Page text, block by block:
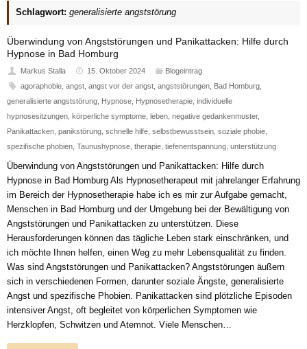
Schlagwort: generalisierte angststörung
Überwindung von Angststörungen und Panikattacken: Hilfe durch
Hypnose in Bad Homburg
Markus Stalla 15. Oktober 2024
Blogeintrag
agoraphobie, angst, angst vor der angst, angststörungen, Bad Homburg,
generalisierte angststörung Hypnose Hypnosetherapie individuelle
hypnosesitzungen körperliche symptome leben negative gedankenmuster,
Panikattacken panikstörung schnelle hilfe selbstbewusstsein soziale phobie
spezifische phobien Taunushypnose therapie tiefenentspannung unterstützung
Überwindung von Angststörungen und Panikattacken: Hilfe durch
Hypnose in Bad Homburg Als Hypnosetherapeut mit jahrelanger Erfahrung
im Bereich der Hypnosetherapie habe ich es mir zur Aufgabe gemacht,
Menschen in Bad Homburg und der Umgebung bei der Bewältigung von
Angststörungen und Panikattacken zu unterstützen. Diese
Herausforderungen können das tägliche Leben stark einschränken, und
ich möchte Ihnen helfen, einen Weg zu mehr Lebensqualität zu finden.
Was sind Angststörungen und Panikattacken? Angststörungen äußern
sich in verschiedenen Formen, darunter soziale Ängste, generalisierte
Angst und spezifische Phobien. Panikattacken sind plötzliche Episoden
intensiver Angst, oft begleitet von körperlichen Symptomen wie
Herzklopfen, Schwitzen und Atemnot. Viele Menschen…